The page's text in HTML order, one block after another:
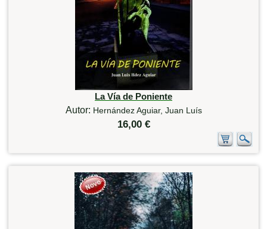
La Vía de Poniente
Autor: Hernández Aguiar, Juan Luís
16,00 €